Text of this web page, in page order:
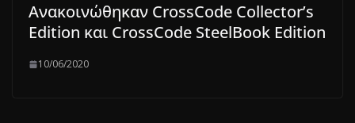
Ανακοινώθηκαν CrossCode Collector’s
Edition και CrossCode SteelBook Edition
10/06/2020